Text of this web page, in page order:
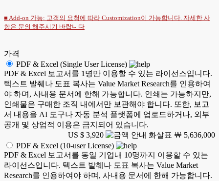
■ Add-on 가능: 고객의 요청에 따라 Customization이 가능합니다. 자세한 사
항은 문의 해주시기 바랍니다
가격
PDF & Excel (Single User License)
PDF & Excel 보고서를 1명만 이용할 수 있는 라이선스입니다.
텍스트 발췌나 도표 복사는 Value Market Research를 인용하여
야 하며, 사내용 문서에 한해 가능합니다. 인쇄는 가능하지만,
인쇄물은 구매한 조직 내에서만 보관해야 합니다. 또한, 보고
서 내용을 AI 도구나 자동 분석 플랫폼에 업로드하거나, 외부
공개 및 상업적 이용은 금지되어 있습니다.
US $ 3,920
￦ 5,636,000
PDF & Excel (10-user License)
PDF & Excel 보고서를 동일 기업내 10명까지 이용할 수 있는
라이선스입니다. 텍스트 발췌나 도표 복사는 Value Market
Research를 인용하여야 하며, 사내용 문서에 한해 가능합니다.